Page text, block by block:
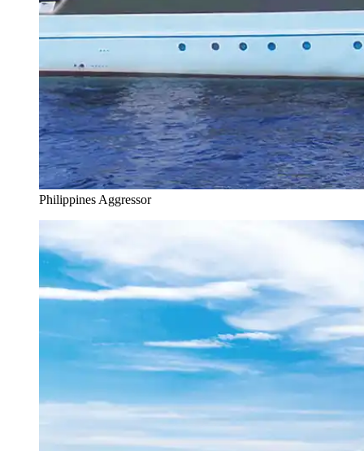
Philippines Aggressor